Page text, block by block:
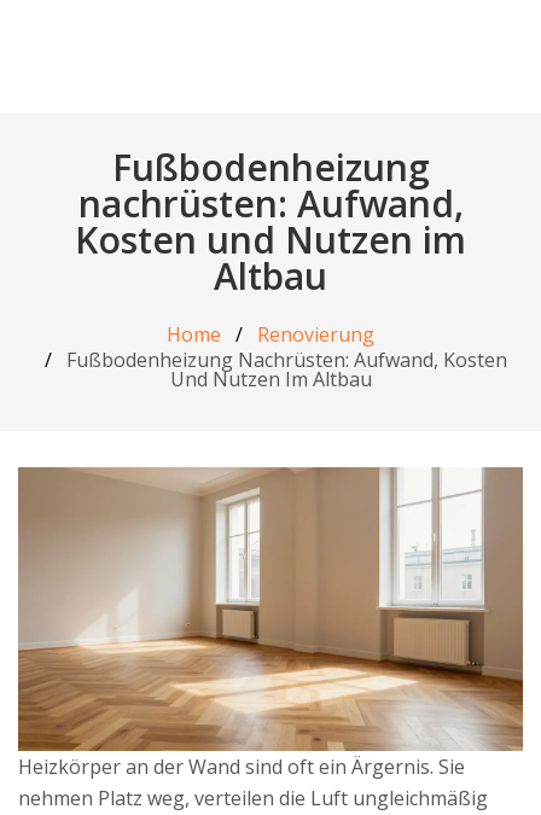
Fußbodenheizung
nachrüsten: Aufwand,
Kosten und Nutzen im
Altbau
Home
Renovierung
Fußbodenheizung Nachrüsten: Aufwand, Kosten
Und Nutzen Im Altbau
Heizkörper an der Wand sind oft ein Ärgernis. Sie
nehmen Platz weg, verteilen die Luft ungleichmäßig